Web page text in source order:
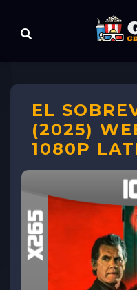
EL
(2025)
1080P